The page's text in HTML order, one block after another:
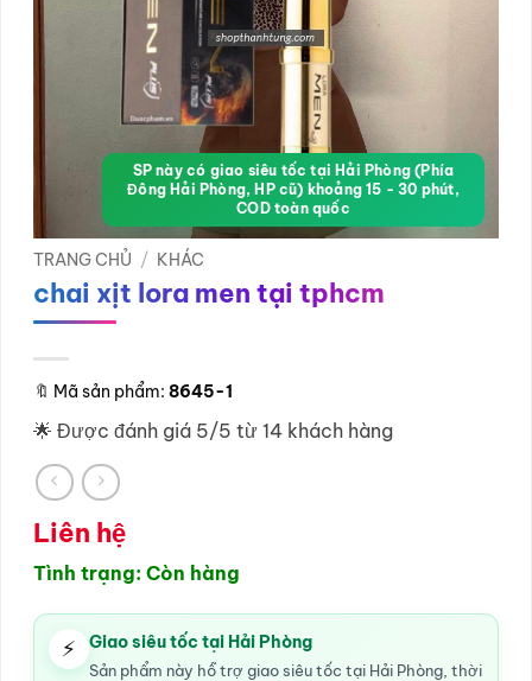
SP này có giao siêu tốc tại Hải Phòng (Phía
Đông Hải Phòng, HP cũ) khoảng 15 - 30 phút,
COD toàn quốc
TRANG CHỦ / KHÁC
chai xịt lora men tại tphcm
🔖 Mã sản phẩm: 8645-1
🌟 Được đánh giá 5/5 từ 14 khách hàng
Liên hệ
Tình trạng: Còn hàng
⚡ Giao siêu tốc tại Hải Phòng
Sản phẩm này hỗ trợ giao siêu tốc tại Hải Phòng, thời